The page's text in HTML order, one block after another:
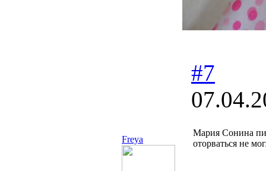
Freya
#7
Мария Сонина
оторваться не